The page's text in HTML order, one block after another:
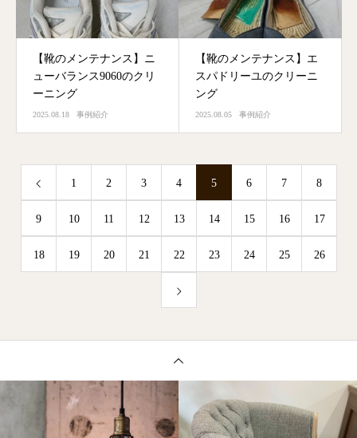
【靴のメンテナンス】ニ
ューバランス9060のクリ
ーニング
2025.08.18 事例紹介
【靴のメンテナンス】エ
スパドリーユのクリーニ
ング
2025.08.05 事例紹介
1 2 3 4 5 6 7 8
9 10 11 12 13 14 15 16 17
18 19 20 21 22 23 24 25 26